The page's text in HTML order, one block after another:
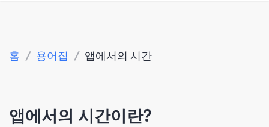
홈 / 용어집 / 앱에서의 시간
앱에서의 시간이란?